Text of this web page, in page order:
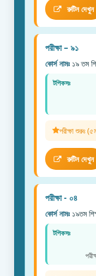
রুটিন দেখুন
পরীক্ষা – ৯১
কোর্স নামঃ ১৯ তম
টপিকসঃ
পরীক্ষা শুরুঃ
রুটিন দেখুন
পরীক্ষা - ০৪
কোর্স নামঃ ১৯তম
টপিকসঃ